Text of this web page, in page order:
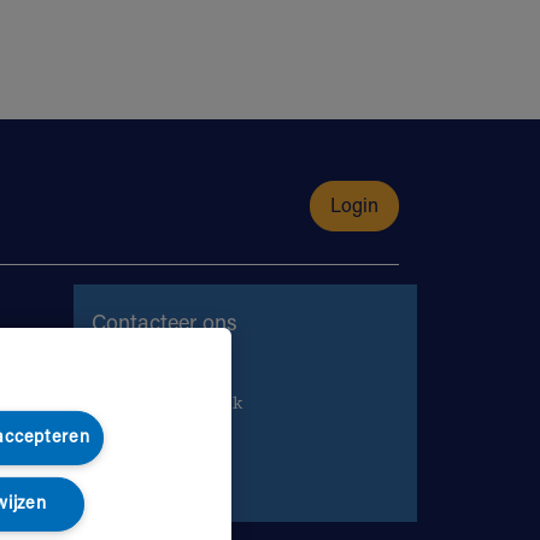
Login
Contacteer ons
Maak een afspraak
Ga naar helan.be